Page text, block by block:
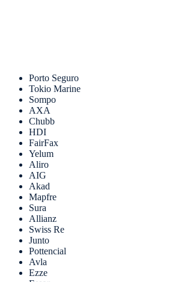
Porto Seguro
Tokio Marine
Sompo
AXA
Chubb
HDI
FairFax
Yelum
Aliro
AIG
Akad
Mapfre
Sura
Allianz
Swiss Re
Junto
Pottencial
Avla
Ezze